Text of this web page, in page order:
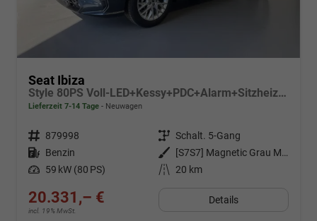
Seat Ibiza
Style 80PS Voll-LED+Kessy+PDC+Alarm+Sitzheizung+Kamera+App-Connect
Lieferzeit 7-14 Tage Neuwagen
Fahrzeugnr. 879998 Getriebe Schalt. 5-Gang
Kraftstoff Benzin Außenfarbe
[S7S7] Magnetic Grau Metallic
Leistung 59 kW (80 PS) Kilometerstand 20 km
20.331,– €
incl. 19% MwSt.
Details